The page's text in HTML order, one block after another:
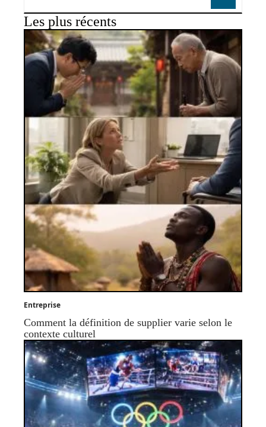
Les plus récents
Entreprise
Comment la définition de supplier varie selon le
contexte culturel